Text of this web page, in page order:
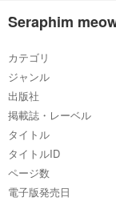
Seraphim
カテゴリ
ジャンル
出版社
掲載誌・レーベル
タイトル
タイトルID
ページ数
電子版発売日